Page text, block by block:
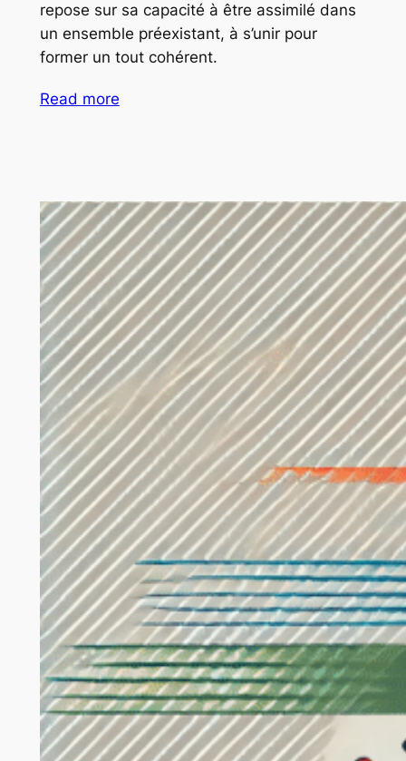
repose sur sa capacité à être assimilé dans
un ensemble préexistant, à s’unir pour
former un tout cohérent.
Read more